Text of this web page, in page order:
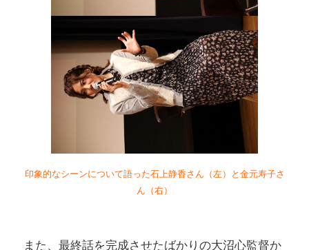
印象的なシーンについて語った石上静香さん（左）と金元寿子さ
ん（右）
また、最終話を完成させたばかりの大沼心監督か